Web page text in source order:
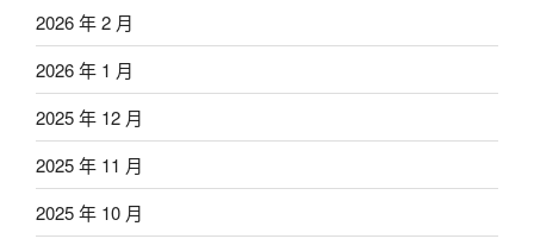
2026 年 2 月
2026 年 1 月
2025 年 12 月
2025 年 11 月
2025 年 10 月